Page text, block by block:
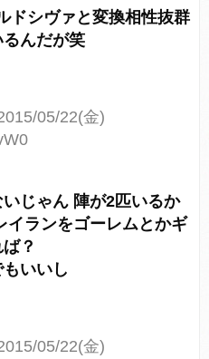
ドシヴァと変換相性抜群
んだが笑
05/22(金)
じゃん 陣が2匹いるか
イランをゴーレムとかギ
？
いいし
05/22(金)